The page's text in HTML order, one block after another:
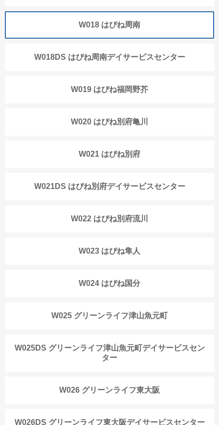
W018 はぴね周南
W018DS はぴね周南デイサービスセンター
W019 はぴね福岡野芥
W020 はぴね別府亀川
W021 はぴね別府
W021DS はぴね別府デイサービスセンター
W022 はぴね別府流川
W023 はぴね隼人
W024 はぴね国分
W025 グリーンライフ津山魚元町
W025DS グリーンライフ津山魚元町デイサービスセン
ター
W026 グリーンライフ東大阪
W026DS グリーンライフ東大阪デイサービスセンター